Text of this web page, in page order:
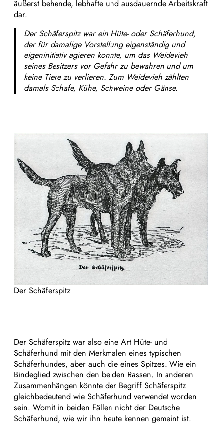
äußerst behende, lebhafte und ausdauernde Arbeitskraft
dar.
Der Schäferspitz war ein Hüte- oder Schäferhund,
der für damalige Vorstellung eigenständig und
eigeninitiativ agieren konnte, um das Weidevieh
seines Besitzers vor Gefahr zu bewahren und um
keine Tiere zu verlieren. Zum Weidevieh zählten
damals Schafe, Kühe, Schweine oder Gänse.
Der Schäferspitz
Der Schäferspitz war also eine Art Hüte- und
Schäferhund mit den Merkmalen eines typischen
Schäferhundes, aber auch die eines Spitzes. Wie ein
Bindeglied zwischen den beiden Rassen. In anderen
Zusammenhängen könnte der Begriff Schäferspitz
gleichbedeutend wie Schäferhund verwendet worden
sein. Womit in beiden Fällen nicht der Deutsche
Schäferhund, wie wir ihn heute kennen gemeint ist.